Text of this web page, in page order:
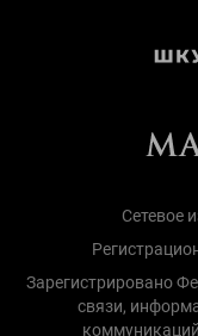
Сетевое
Зарегистрировано
связи,